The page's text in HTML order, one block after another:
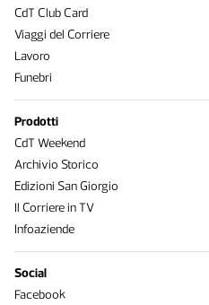
CdT Club Card
Viaggi del Corriere
Lavoro
Funebri
Prodotti
CdT Weekend
Archivio Storico
Edizioni San Giorgio
Il Corriere in TV
Infoaziende
Social
Facebook